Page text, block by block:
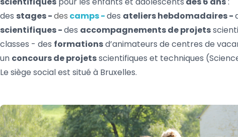
des stages -des camps -des ateliers hebdomadaires -
scientifiques -des accompagnements de projets
classes - des formationsd’animateurs de centres de
un concours de projetsscientifiques et techniques
Le siège social est situé à Bruxelles.